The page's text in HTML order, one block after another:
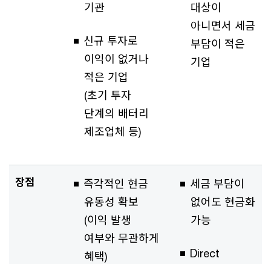
기관
신규 투자로
이익이 없거나
적은 기업
(초기 투자
단계의 배터리
제조업체 등)
대상이
아니면서 세금
부담이 적은
기업
장점
즉각적인 현금
유동성 확보
(이익 발생
여부와 무관하게
혜택)
세금 부담이
없어도 현금화
가능
Direct